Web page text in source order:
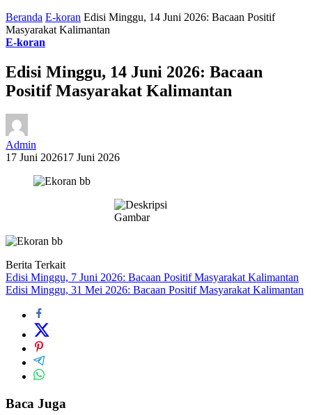
Beranda E-koran Edisi Minggu, 14 Juni 2026: Bacaan Positif
Masyarakat Kalimantan
E-koran
Edisi Minggu, 14 Juni 2026: Bacaan
Positif Masyarakat Kalimantan
Admin
17 Juni 202617 Juni 2026
Berita Terkait
Edisi Minggu, 7 Juni 2026: Bacaan Positif Masyarakat Kalimantan
Edisi Minggu, 31 Mei 2026: Bacaan Positif Masyarakat Kalimantan
Baca Juga